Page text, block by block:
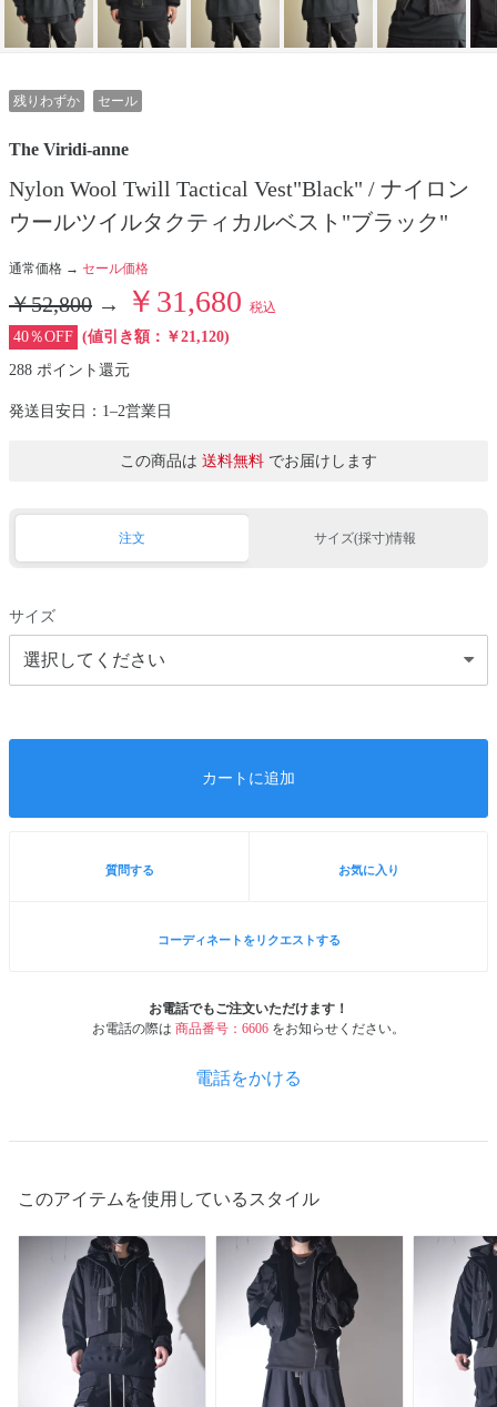
残りわずか セール
The Viridi-anne
Nylon Wool Twill Tactical Vest"Black" / ナイロン
ウールツイルタクティカルベスト"ブラック"
通常価格 → セール価格
￥52,800 → ￥31,680 税込
40％OFF (値引き額：￥21,120)
288 ポイント還元
発送目安日：1–2営業日
この商品は 送料無料 でお届けします
注文 サイズ(採寸)情報
サイズ
カートに追加
質問する お気に入り
コーディネートをリクエストする
お電話でもご注文いただけます！
お電話の際は 商品番号：6606 をお知らせください。
電話をかける
このアイテムを使用しているスタイル